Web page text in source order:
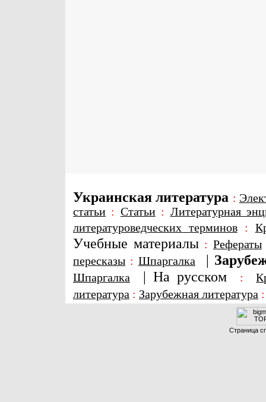
Украинская литература :
статьи : Статьи: Литературная
литературоведческих терминов:
Учебные материалы : Рефераты
пересказы : Шпаргалка |
Шпаргалка | На русском :
литература : Зарубежная литература
Страница